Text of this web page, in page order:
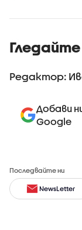
Редактор:
Добави
Google
Последвайте ни
NewsLetter